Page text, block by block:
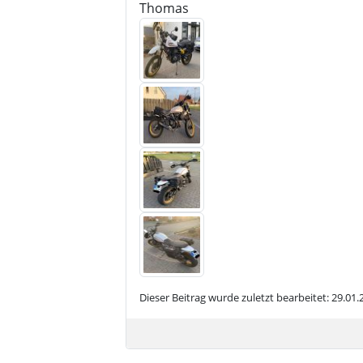
Thomas
Dieser Beitrag wurde zuletzt bearbeitet: